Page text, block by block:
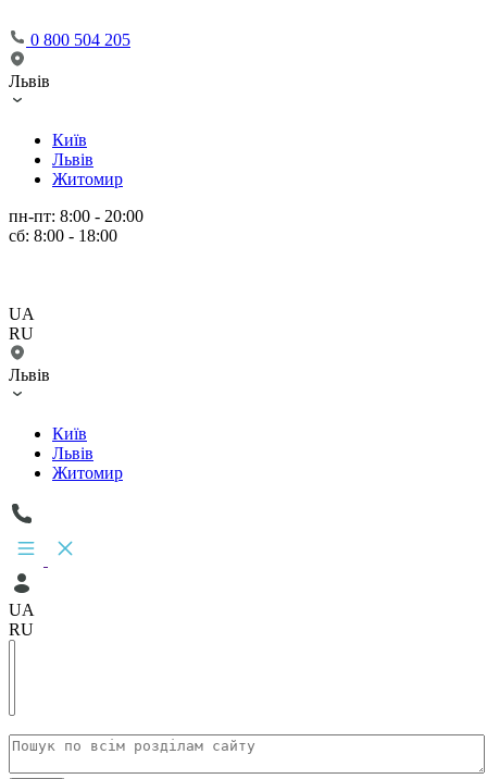
0 800 504 205
Львів
Київ
Львів
Житомир
пн-пт: 8:00 - 20:00
сб: 8:00 - 18:00
UA
RU
Львів
Київ
Львів
Житомир
UA
RU